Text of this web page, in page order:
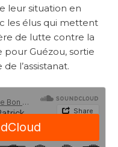
leur situation en
les élus qui mettent
de lutte contre la
Guézou, sortie
l’assistanat.